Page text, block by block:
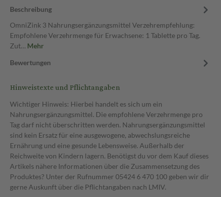
Beschreibung
OmniZink 3 Nahrungsergänzungsmittel Verzehrempfehlung:
Empfohlene Verzehrmenge für Erwachsene: 1 Tablette pro Tag.
Zut… Mehr
Bewertungen
Hinweistexte und Pflichtangaben
Wichtiger Hinweis: Hierbei handelt es sich um ein
Nahrungsergänzungsmittel. Die empfohlene Verzehrmenge pro
Tag darf nicht überschritten werden. Nahrungsergänzungsmittel
sind kein Ersatz für eine ausgewogene, abwechslungsreiche
Ernährung und eine gesunde Lebensweise. Außerhalb der
Reichweite von Kindern lagern. Benötigst du vor dem Kauf dieses
Artikels nähere Informationen über die Zusammensetzung des
Produktes? Unter der Rufnummer 05424 6 470 100 geben wir dir
gerne Auskunft über die Pflichtangaben nach LMIV.